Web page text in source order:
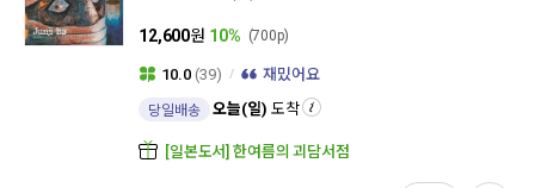
12,600원 10% (700p)
10.0 (39) 재밌어요
당일배송 오늘(일) 도착
[일본도서] 한여름의 괴담서점